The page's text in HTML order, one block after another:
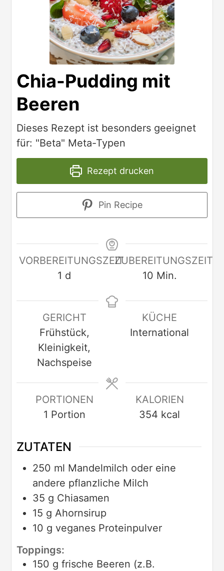
Chia-Pudding mit
Beeren
Dieses Rezept ist besonders geeignet
für: "Beta" Meta-Typen
Rezept drucken
Pin Recipe
VORBEREITUNGSZEIT
1 d
ZUBEREITUNGSZEIT
10 Min.
GERICHT
Frühstück,
Kleinigkeit,
Nachspeise
KÜCHE
International
PORTIONEN
1 Portion
KALORIEN
354 kcal
ZUTATEN
250 ml Mandelmilch oder eine
andere pflanzliche Milch
35 g Chiasamen
15 g Ahornsirup
10 g veganes Proteinpulver
Toppings:
150 g frische Beeren (z.B.